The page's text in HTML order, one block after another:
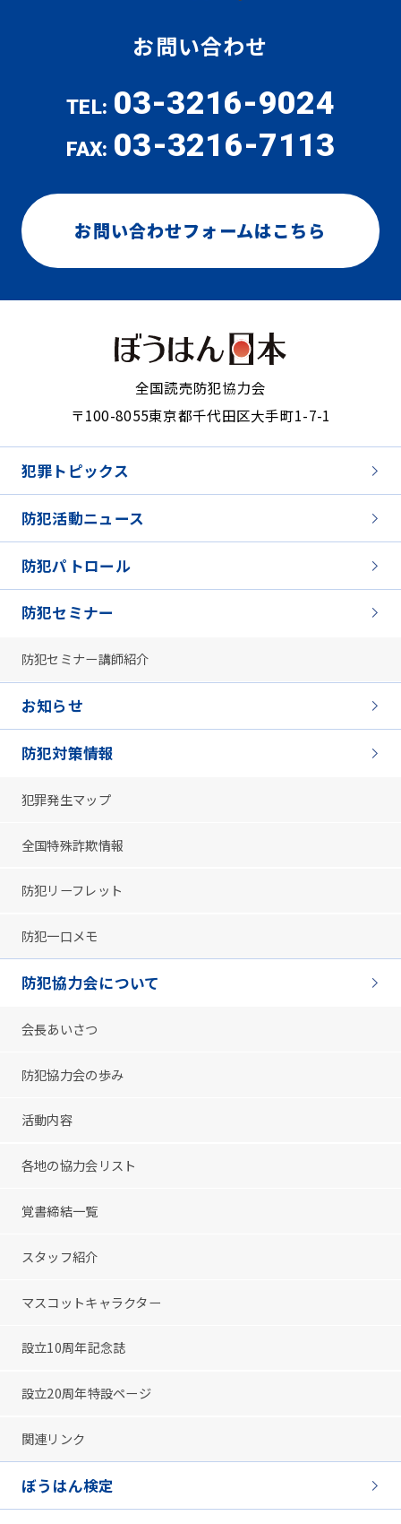
お問い合わせ
TEL: 03-3216-9024
FAX: 03-3216-7113
お問い合わせフォームはこちら
全国読売防犯協力会
〒100-8055東京都千代田区大手町1-7-1
犯罪トピックス
防犯活動ニュース
防犯パトロール
防犯セミナー
防犯セミナー講師紹介
お知らせ
防犯対策情報
犯罪発生マップ
全国特殊詐欺情報
防犯リーフレット
防犯一口メモ
防犯協力会について
会長あいさつ
防犯協力会の歩み
活動内容
各地の協力会リスト
覚書締結一覧
スタッフ紹介
マスコットキャラクター
設立10周年記念誌
設立20周年特設ページ
関連リンク
ぼうはん検定